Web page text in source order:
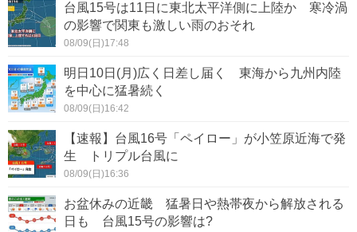
台風15号は11日に東北太平洋側に上陸か 寒冷渦
の影響で関東も激しい雨のおそれ
08/09(日)17:48
明日10日(月)広く日差し届く 東海から九州内陸
を中心に猛暑続く
08/09(日)16:42
【速報】台風16号「ペイロー」が小笠原近海で発
生 トリプル台風に
08/09(日)16:36
お盆休みの近畿 猛暑日や熱帯夜から解放される
日も 台風15号の影響は?